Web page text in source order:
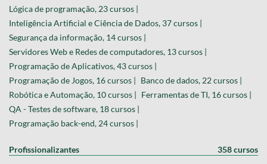
Lógica de programação, 23 cursos |
Inteligência Artificial e Ciência de Dados, 37 cursos |
Segurança da informação, 14 cursos |
Servidores Web e Redes de computadores, 13 cursos |
Programação de Aplicativos, 43 cursos |
Programação de Jogos, 16 cursos | Banco de dados, 22 cursos |
Robótica e Automação, 10 cursos | Ferramentas de TI, 16 cursos |
QA - Testes de software, 18 cursos |
Programação back-end, 24 cursos |
Profissionalizantes 358 cursos